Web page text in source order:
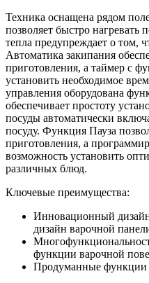
Техника оснащена рядом
позволяет быстро нагревать
тепла предупреждает о том,
Автоматика закипания
приготовления, а таймер с
установить необходимое
управления оборудована
обеспечивает простоту
посуды автоматически
посуду. Функция Пауза
приготовления, а
возможность установить
различных блюд.
Ключевые преимущества:
Инновационный
дизайн варочной
функции варочной
Продуманные функции